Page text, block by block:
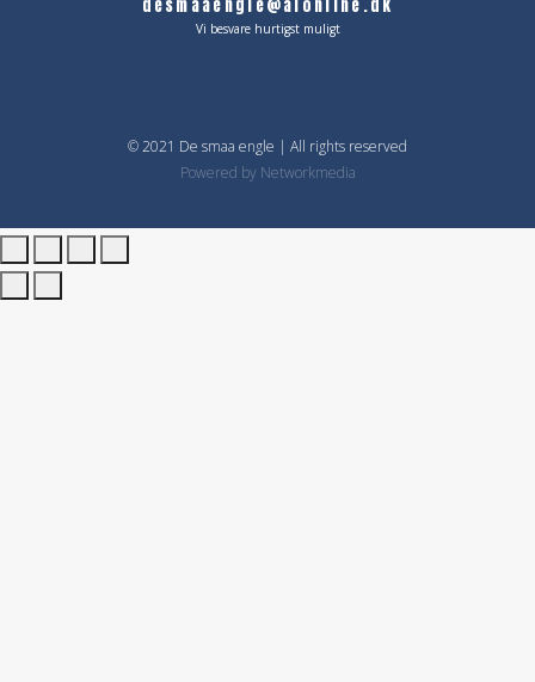
desmaaengle@alonline.dk
Vi besvare hurtigst muligt
© 2021 De smaa engle | All rights reserved
Powered by Networkmedia